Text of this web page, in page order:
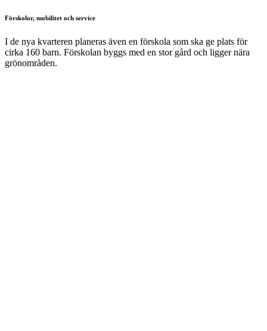
Förskolor, mobilitet och service
I de nya kvarteren planeras även en förskola som ska ge plats för
cirka 160 barn. Förskolan byggs med en stor gård och ligger nära
grönområden.